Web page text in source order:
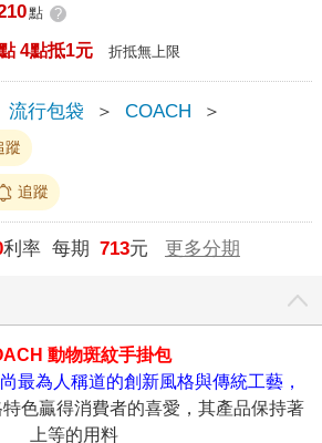
點 ?
4點抵1元 折抵無上限
流行包袋 ＞ COACH
＞
蹤
追蹤
利率 每期 713元 更多分期
動物斑紋手掛包
最為人稱道的創新風格與傳統工藝，
色贏得消費者的喜愛，其產品保持著
上等的用料